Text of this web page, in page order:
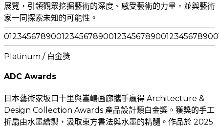
展覽，引領觀眾挖掘藝術的深度、感受藝術的力量，並與藝術
家一同探索未知的可能性。
012345678900123456789001234567890012345678900
Platinum / 白金獎
ADC Awards
日本藝術家坂口十里與嵩嶋画廊攜手贏得 Architecture &
Design Collection Awards 產品設計類白金獎。獲獎的手工
折扇由水墨繪製，汲取東方書法與水墨的精髓。作品於 2025